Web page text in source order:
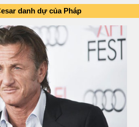
danh dự của Pháp